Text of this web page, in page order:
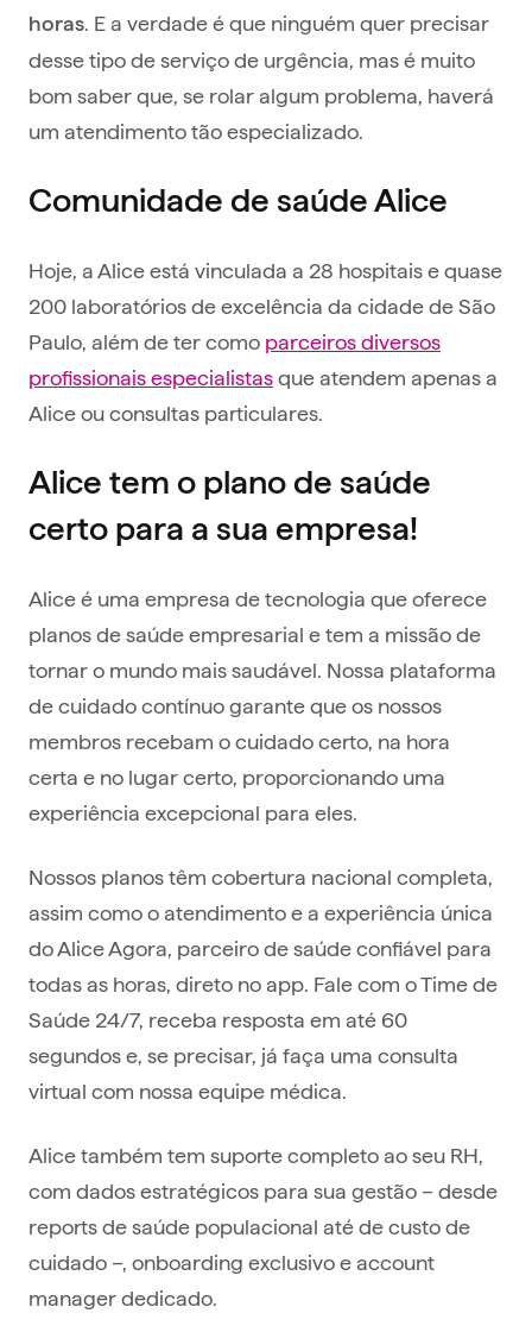
horas. E a verdade é que ninguém quer precisar
desse tipo de serviço de urgência, mas é muito
bom saber que, se rolar algum problema, haverá
um atendimento tão especializado.
Comunidade de saúde Alice
Hoje, a Alice está vinculada a 28 hospitais e quase
200 laboratórios de excelência da cidade de São
Paulo, além de ter como parceiros diversos
profissionais especialistasque atendem apenas a
Alice ou consultas particulares.
Alice tem o plano de saúde
certo para a sua empresa!
Alice é uma empresa de tecnologia que oferece
planos de saúde empresarial e tem a missão de
tornar o mundo mais saudável. Nossa plataforma
de cuidado contínuo garante que os nossos
membros recebam o cuidado certo, na hora
certa e no lugar certo, proporcionando uma
experiência excepcional para eles.
Nossos planos têm cobertura nacional completa,
assim como o atendimento e a experiência única
do Alice Agora, parceiro de saúde confiável para
todas as horas, direto no app. Fale com o Time de
Saúde 24/7, receba resposta em até 60
segundos e, se precisar, já faça uma consulta
virtual com nossa equipe médica.
Alice também tem suporte completo ao seu RH,
com dados estratégicos para sua gestão – desde
reports de saúde populacional até de custo de
cuidado –, onboarding exclusivo e account
manager dedicado.